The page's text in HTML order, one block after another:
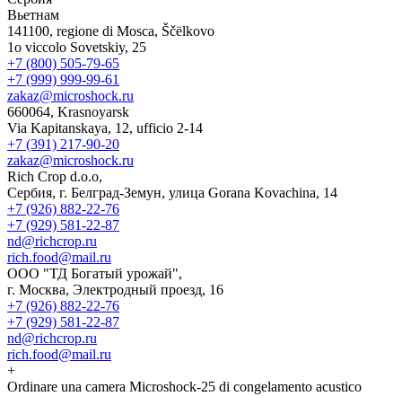
Вьетнам
141100, regione di Mosca, Ščëlkovo
1o viccolo Sovetskiy, 25
+7 (800) 505-79-65
+7 (999) 999-99-61
zakaz@microshock.ru
660064, Krasnoyarsk
Via Kapitanskaya, 12, ufficio 2-14
+7 (391) 217-90-20
zakaz@microshock.ru
Rich Crop d.o.o,
Сербия, г. Белград-Земун, улица Gorana Kovachina, 14
+7 (926) 882-22-76
+7 (929) 581-22-87
nd@richcrop.ru
rich.food@mail.ru
ООО "ТД Богатый урожай",
г. Москва, Электродный проезд, 16
+7 (926) 882-22-76
+7 (929) 581-22-87
nd@richcrop.ru
rich.food@mail.ru
+
Ordinare una camera Microshock-25 di congelamento acustico